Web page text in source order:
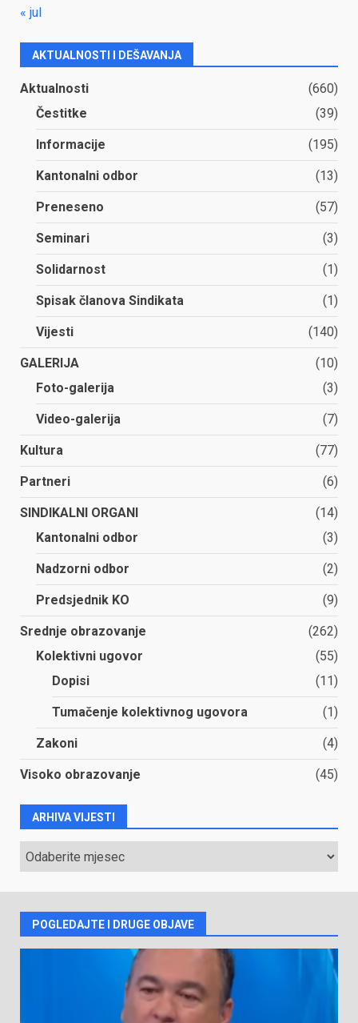
« jul
AKTUALNOSTI I DEŠAVANJA
Aktualnosti
(660)
Čestitke
(39)
Informacije (195)
Kantonalni odbor (13)
Preneseno (57)
Seminari (3)
Solidarnost (1)
Spisak članova Sindikata (1)
Vijesti (140)
GALERIJA
(10)
Foto-galerija
(3)
Video-galerija (7)
Kultura (77)
Partneri (6)
SINDIKALNI ORGANI
(14)
Kantonalni odbor
(3)
Nadzorni odbor (2)
Predsjednik KO (9)
Srednje obrazovanje
(262)
Kolektivni ugovor
(55)
Dopisi
(11)
Tumačenje kolektivnog ugovora (1)
Zakoni (4)
Visoko obrazovanje (45)
ARHIVA VIJESTI
ARHIVA
VIJESTI
POGLEDAJTE I DRUGE OBJAVE